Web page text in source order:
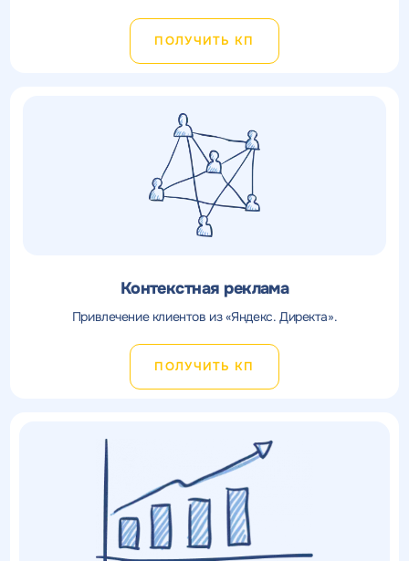
ПОЛУЧИТЬ КП
Контекстная реклама
Привлечение клиентов из «Яндекс. Директа».
ПОЛУЧИТЬ КП